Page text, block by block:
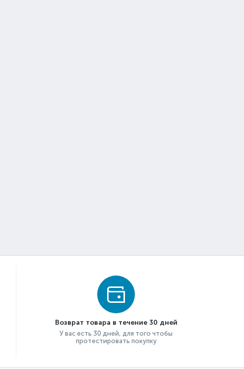
Возврат товара в течение 30 дней
У вас есть 30 дней, для того чтобы
протестировать покупку